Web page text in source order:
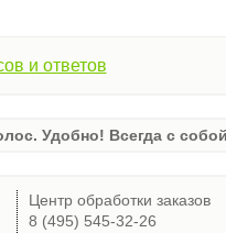
и ответов
Удобно! Всегда с
Центр обработки заказов
8 (495) 545-32-26